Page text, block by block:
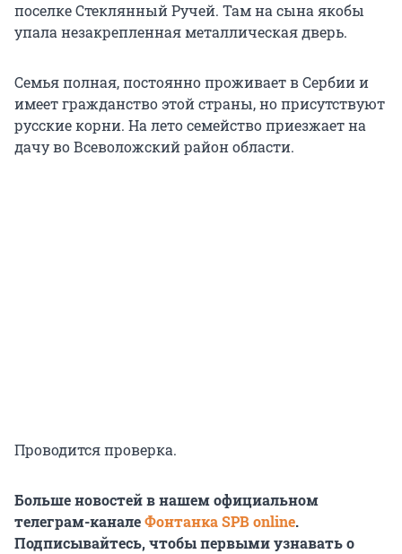
поселке Стеклянный Ручей. Там на сына якобы
упала незакрепленная металлическая дверь.
Семья полная, постоянно проживает в Сербии и
имеет гражданство этой страны, но присутствуют
русские корни. На лето семейство приезжает на
дачу во Всеволожский район области.
Проводится проверка.
Больше новостей в нашем официальном
телеграм-каналеФонтанка SPB online.
Подписывайтесь, чтобы первыми узнавать о